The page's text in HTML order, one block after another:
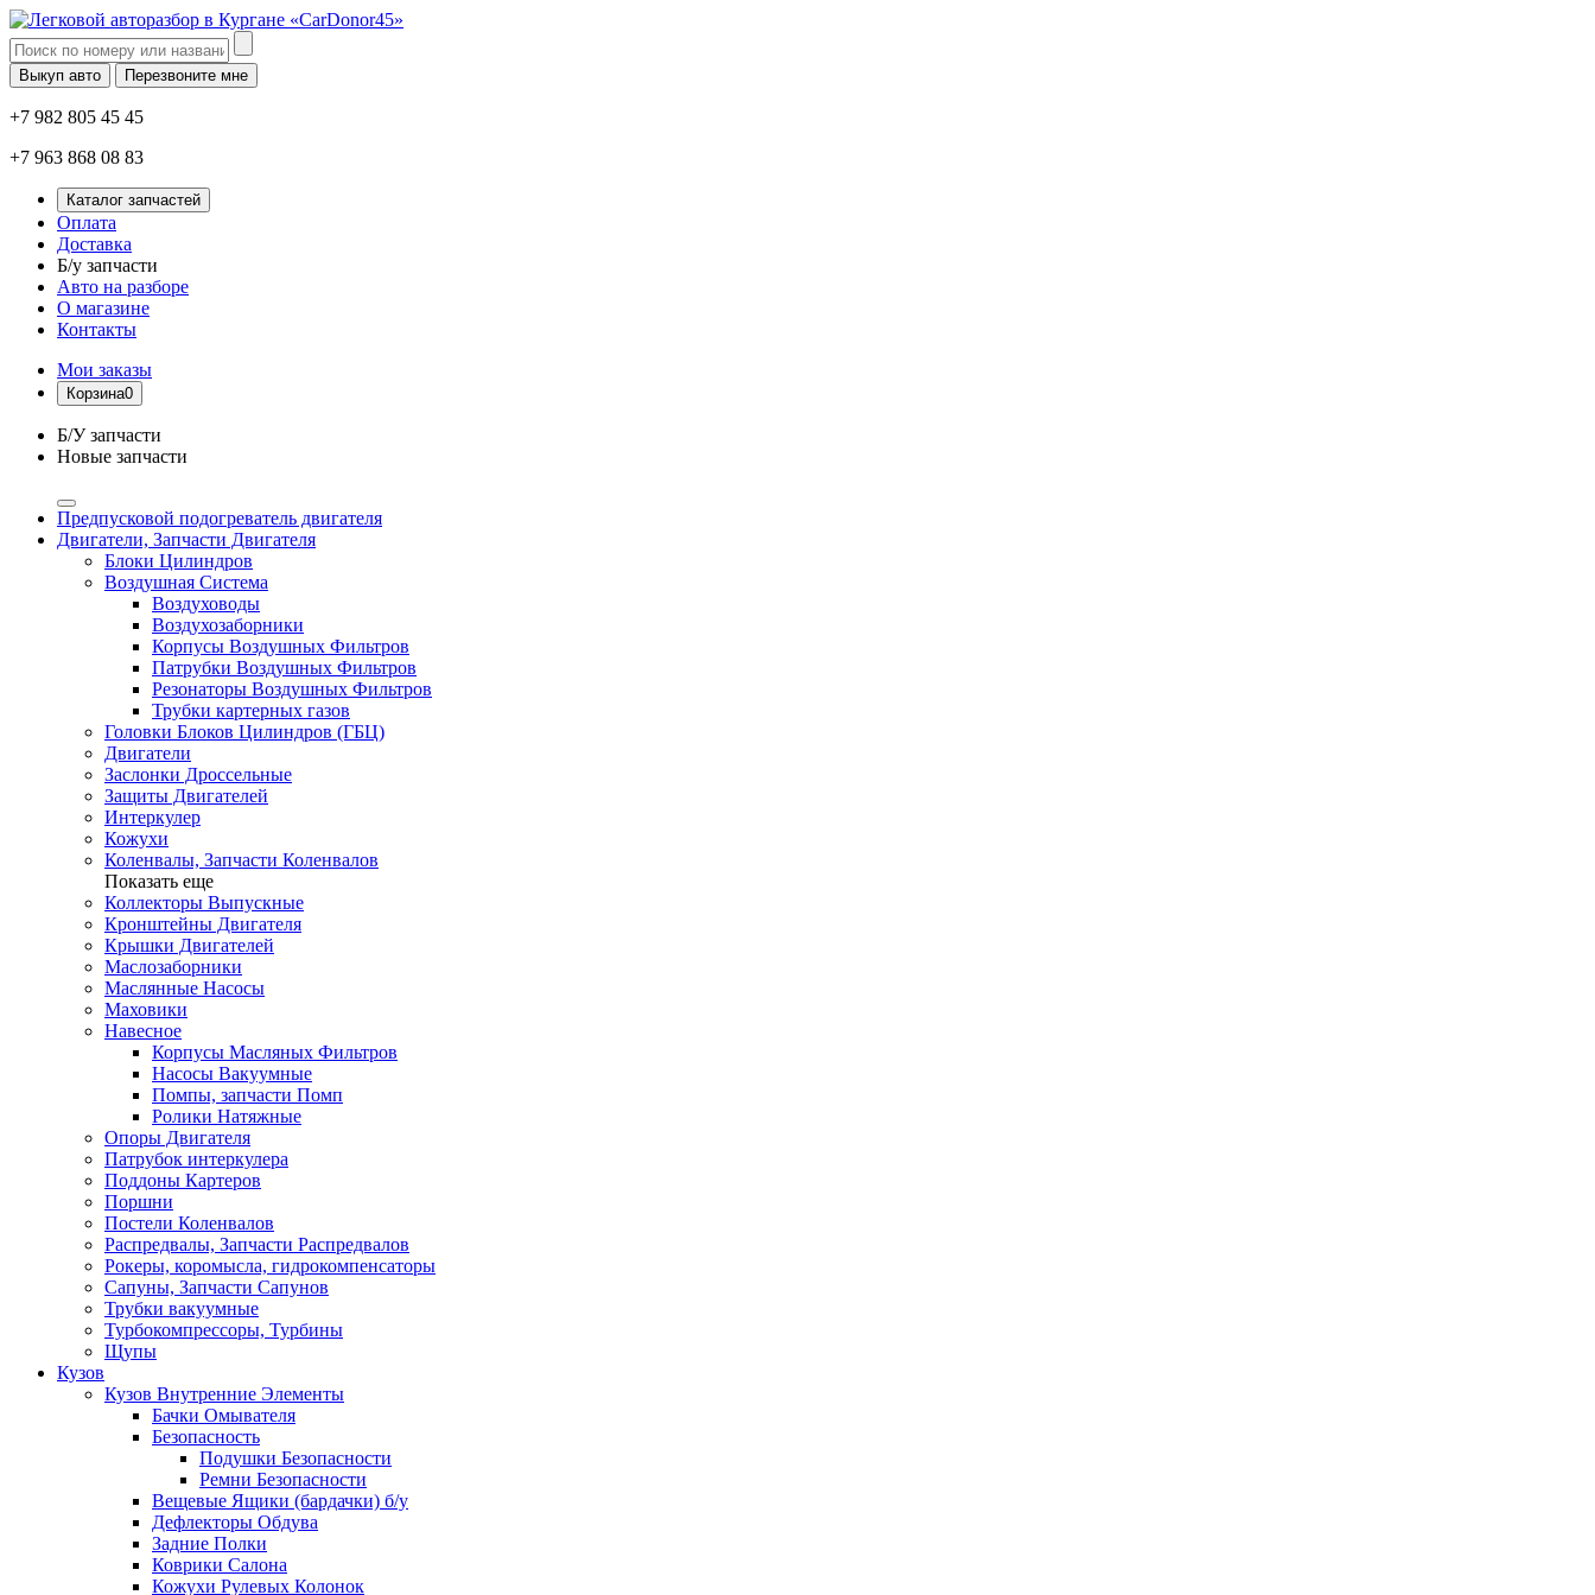
Выкуп авто Перезвоните мне
+7 982 805 45 45
+7 963 868 08 83
Каталог запчастей
Оплата
Доставка
Б/у запчасти
Авто на разборе
О магазине
Контакты
Мои заказы
Корзина0
Б/У запчасти
Новые запчасти
Предпусковой подогреватель двигателя
Двигатели, Запчасти Двигателя
Блоки Цилиндров
Воздушная Система
Воздуховоды
Воздухозаборники
Корпусы Воздушных Фильтров
Патрубки Воздушных Фильтров
Резонаторы Воздушных Фильтров
Трубки картерных газов
Головки Блоков Цилиндров (ГБЦ)
Двигатели
Заслонки Дроссельные
Защиты Двигателей
Интеркулер
Кожухи
Коленвалы, Запчасти Коленвалов
Показать еще
Коллекторы Выпускные
Кронштейны Двигателя
Крышки Двигателей
Маслозаборники
Маслянные Насосы
Маховики
Навесное
Корпусы Масляных Фильтров
Насосы Вакуумные
Помпы, запчасти Помп
Ролики Натяжные
Опоры Двигателя
Патрубок интеркулера
Поддоны Картеров
Поршни
Постели Коленвалов
Распредвалы, Запчасти Распредвалов
Рокеры, коромысла, гидрокомпенсаторы
Сапуны, Запчасти Сапунов
Трубки вакуумные
Турбокомпрессоры, Турбины
Щупы
Кузов
Кузов Внутренние Элементы
Бачки Омывателя
Безопасность
Подушки Безопасности
Ремни Безопасности
Вещевые Ящики (бардачки) б/у
Дефлекторы Обдува
Задние Полки
Коврики Салона
Кожухи Рулевых Колонок